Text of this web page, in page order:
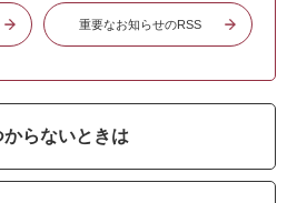
重要なお知らせのRSS
からないときは